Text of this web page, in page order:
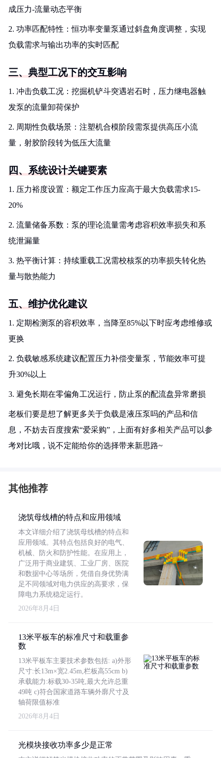
成压力-流量动态平衡
2. 功率匹配特性：恒功率变量泵通过斜盘角度调整，实现
负载需求与输出功率的实时匹配
三、典型工况下的交互影响
1. 冲击负载工况：挖掘机铲斗突遇岩石时，压力继电器触
发泵的流量卸荷保护
2. 周期性负载场景：注塑机合模阶段需泵提供高压小流
量，射胶阶段转为低压大流量
四、系统设计关键要素
1. 压力裕度设置：额定工作压力应高于最大负载需求15-
20%
2. 流量储备系数：泵的理论流量需考虑容积效率损失和系
统泄漏量
3. 热平衡计算：持续重载工况需校核泵的功率损失转化热
量与散热能力
五、维护优化建议
1. 定期检测泵的容积效率，当降至85%以下时应考虑维修或
更换
2. 负载敏感系统建议配置压力补偿变量泵，节能效率可提
升30%以上
3. 避免长期在零偏角工况运行，防止泵的配流盘异常磨损
老板们要是想了解更多关于负载是液压泵吗的产品和信
息，不妨去百度搜索“爱采购”，上面有好多相关产品可以参
考对比哦，说不定能给你的选择带来新思路~
其他推荐
浇筑母线槽的特点和应用领域
本文详细介绍了浇筑母线槽的特点和
应用领域。其特点包括良好的电气、
机械、防火和防护性能。在应用上，
广泛用于商业建筑、工业厂房、医院
和数据中心等场所，凭借自身优势满
足不同领域对电力供应的高要求，保
障电力系统稳定运行。
2026年8月4日
13米平板车的标准尺寸和载重参
数
13米平板车主要技术参数包括: a)外形
尺寸:长13m×宽2.45m,栏板高55cm b)
承载能力:标载30-35吨,最大允许总重
49吨 c)符合国家道路车辆外廓尺寸及
轴荷限值标准
2026年8月4日
光模块接收功率多少是正常